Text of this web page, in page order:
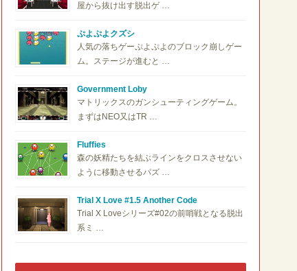
屋から抜け出す脱出ゲ …
ぷよぷよクズシ
人気の落ちゲーぷよぷよのブロック崩しゲー
ム。ステージが進むと …
Government Loby
マトリックスのガンシューティングゲーム。
まずはNEO又はTR …
Fluffies
森の妖精たちを結ぶラインをクロスさせない
ように移動させるパズ …
Trial X Love #1.5 Another Code
Trial X Loveシリーズ#02の前哨戦となる脱出
系ミ …